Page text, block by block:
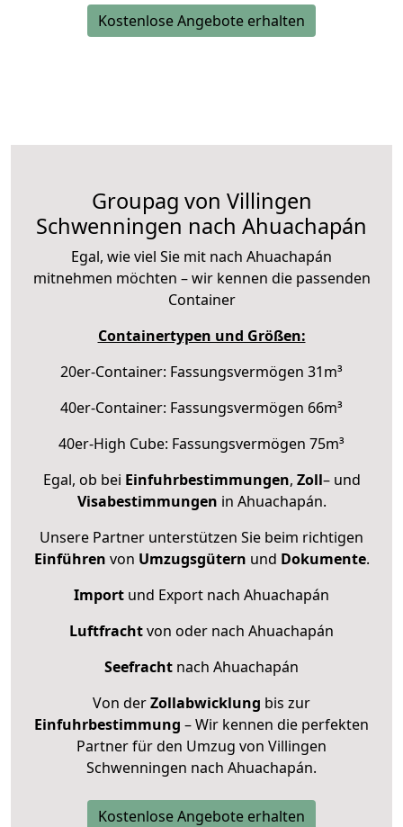
Kostenlose Angebote erhalten
Groupag von Villingen
Schwenningen nach Ahuachapán
Egal, wie viel Sie mit nach Ahuachapán
mitnehmen möchten – wir kennen die passenden
Container
Containertypen und Größen:
20er-Container: Fassungsvermögen 31m³
40er-Container: Fassungsvermögen 66m³
40er-High Cube: Fassungsvermögen 75m³
Egal, ob bei Einfuhrbestimmungen, Zoll– und
Visabestimmungen in Ahuachapán.
Unsere Partner unterstützen Sie beim richtigen
Einführen von Umzugsgütern und Dokumente.
Import und Export nach Ahuachapán
Luftfrachtvon oder nach Ahuachapán
Seefracht nach Ahuachapán
Von derZollabwicklung bis zur
Einfuhrbestimmung – Wir kennen die perfekten
Partner für den Umzug von Villingen
Schwenningen nach Ahuachapán.
Kostenlose Angebote erhalten